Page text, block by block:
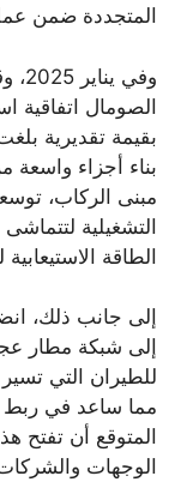
المتجددة ضمن
الصومال اتفاقية
بناء أجزاء
مبنى الركاب،
التشغيلية لتتماشى
الطاقة
إلى جانب ذلك،
إلى شبكة مطار
للطيران التي
مما ساعد في ربط
المتوقع أن تفتح
الوجهات